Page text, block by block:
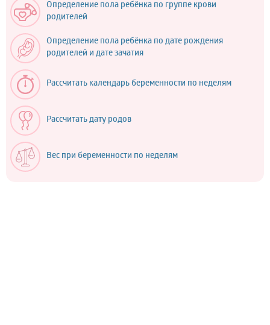
Определение пола ребёнка по группе крови
родителей
Определение пола ребёнка по дате рождения
родителей и дате зачатия
Рассчитать календарь беременности по неделям
Рассчитать дату родов
Вес при беременности по неделям